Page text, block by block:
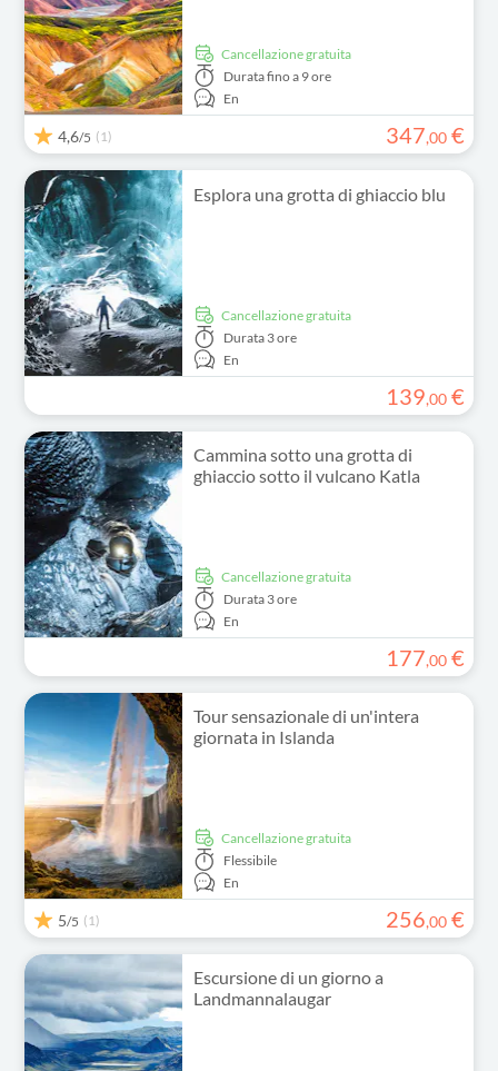
Cancellazione gratuita
Duratafino a 9 ore
En
4,6/5 (1) 347,00 €
Esplora una grotta di ghiaccio blu
Cancellazione gratuita
Durata 3 ore
En
139,00 €
Cammina sotto una grotta di
ghiaccio sotto il vulcano Katla
Cancellazione gratuita
Durata 3 ore
En
177,00 €
Tour sensazionale di un'intera
giornata in Islanda
Cancellazione gratuita
Flessibile
En
5/5 (1) 256,00 €
Escursione di un giorno a
Landmannalaugar